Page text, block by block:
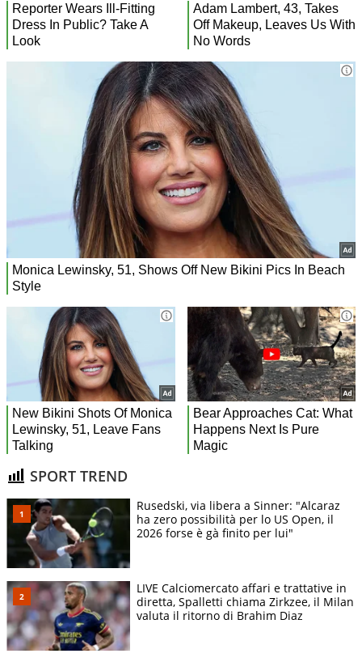
SPORT TREND
Rusedski, via libera a Sinner: "Alcaraz
ha zero possibilità per lo US Open, il
2026 forse è gà finito per lui"
LIVE Calciomercato affari e trattative in
diretta, Spalletti chiama Zirkzee, il Milan
valuta il ritorno di Brahim Diaz